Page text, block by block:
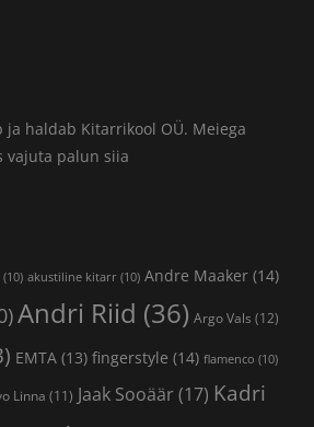
ja haldab Kitarrikool OÜ. Meiega
vajuta palun siia
(10) akustiline kitarr (10) Andre Maaker (14)
Andri Riid (36) Argo Vals (12)
EMTA (13) fingerstyle (14) flamenco (10)
Linna (11) Jaak Sooäär(17) Kadri